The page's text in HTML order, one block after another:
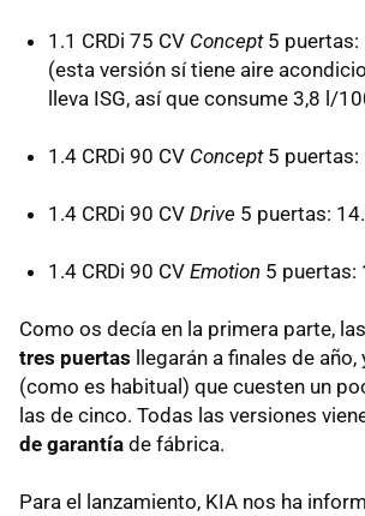
1.1 CRDi 75 CV Concept5 puertas:
(esta versión sí tiene aire
lleva ISG, así que consume 3,8 l/
1.4 CRDi 90 CV Concept5 puertas:
1.4 CRDi 90 CV Drive 5 puertas:
1.4 CRDi 90 CV Emotion 5 puertas:
Como os decía en la primera parte,
tres puertas llegarán a finales de
(como es habitual) que cuesten un
las de cinco. Todas las versiones
de garantía de fábrica.
Para el lanzamiento, KIA nos ha